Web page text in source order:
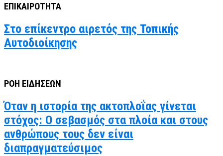
ΕΠΙΚΑΙΡΟΤΗΤΑ
Στο επίκεντρο αιρετός της Τοπικής
Αυτοδιοίκησης
ΡΟΗ ΕΙΔΗΣΕΩΝ
Όταν η ιστορία της ακτοπλοΐας γίνεται
στόχος: Ο σεβασμός στα πλοία και στους
ανθρώπους τους δεν είναι
διαπραγματεύσιμος